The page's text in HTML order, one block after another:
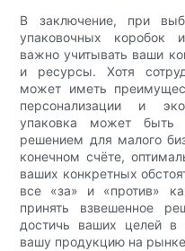
В заключение, при
упаковочных коробок
важно учитывать ваши
и ресурсы. Хотя
может иметь
персонализации и
упаковка может быть
решением для малого
конечном счёте,
ваших конкретных
все «за» и «против»
принять взвешенное
достичь ваших целей в
вашу продукцию на